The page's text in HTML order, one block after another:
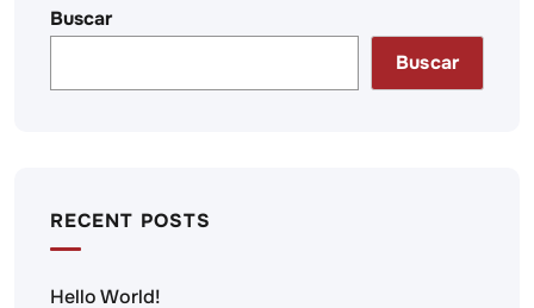
Buscar
Buscar
RECENT POSTS
Hello World!